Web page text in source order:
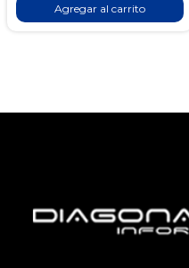
Agregar al carrito